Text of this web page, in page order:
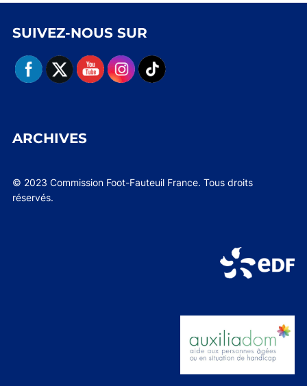
SUIVEZ-NOUS SUR
ARCHIVES
© 2023 Commission Foot-Fauteuil France. Tous droits
réservés.